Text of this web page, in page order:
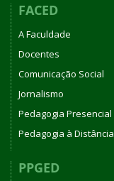
FACED
A Faculdade
Docentes
Comunicação Social
Jornalismo
Pedagogia Presencial
Pedagogia à Distância
PPGED